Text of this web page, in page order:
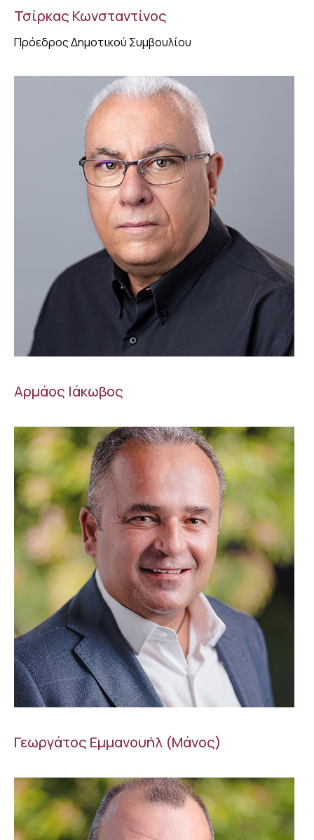
Τσίρκας Κωνσταντίνος
Πρόεδρος Δημοτικού Συμβουλίου
Αρμάος Ιάκωβος
Γεωργάτος Εμμανουήλ (Μάνος)